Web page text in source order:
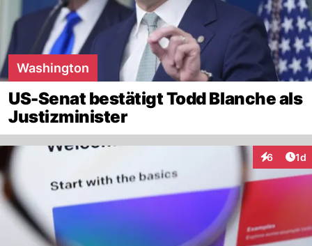
Washington
US-Senat bestätigt Todd Blanche als
Justizminister
6 1d